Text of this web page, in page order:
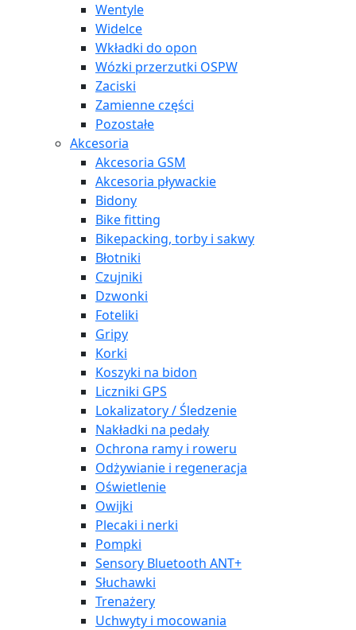
Wentyle
Widelce
Wkładki do opon
Wózki przerzutki OSPW
Zaciski
Zamienne części
Pozostałe
Akcesoria
Akcesoria GSM
Akcesoria pływackie
Bidony
Bike fitting
Bikepacking, torby i sakwy
Błotniki
Czujniki
Dzwonki
Foteliki
Gripy
Korki
Koszyki na bidon
Liczniki GPS
Lokalizatory / Śledzenie
Nakładki na pedały
Ochrona ramy i roweru
Odżywianie i regeneracja
Oświetlenie
Owijki
Plecaki i nerki
Pompki
Sensory Bluetooth ANT+
Słuchawki
Trenażery
Uchwyty i mocowania